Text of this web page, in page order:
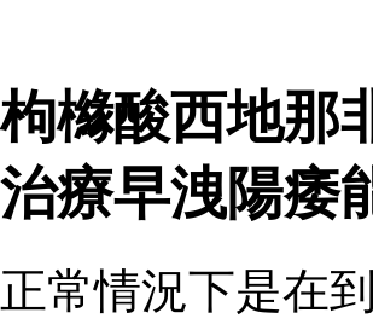
枸櫞酸西地那
治療早洩陽痿
正常情況下是在